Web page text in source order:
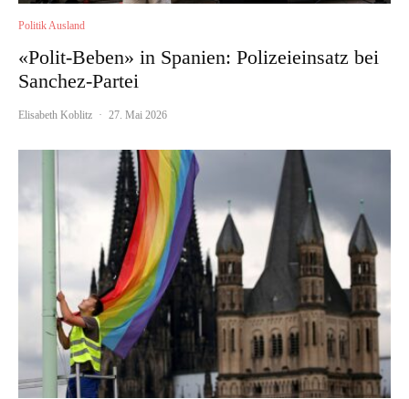
Politik Ausland
«Polit-Beben» in Spanien: Polizeieinsatz bei
Sanchez-Partei
Elisabeth Koblitz · 27. Mai 2026